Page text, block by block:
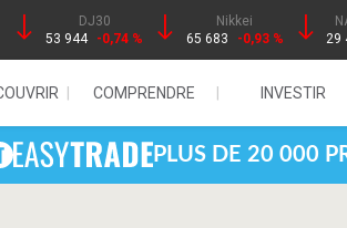
DJ30
53 944 -0,74 %
Nikkei
65 683
-0,93 %
29
COMPRENDRE INVESTIR
PLUS DE 20 000